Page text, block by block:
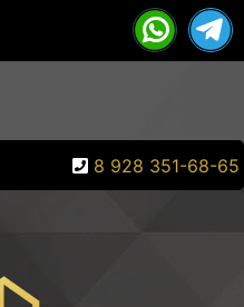
8 928 351-68-65